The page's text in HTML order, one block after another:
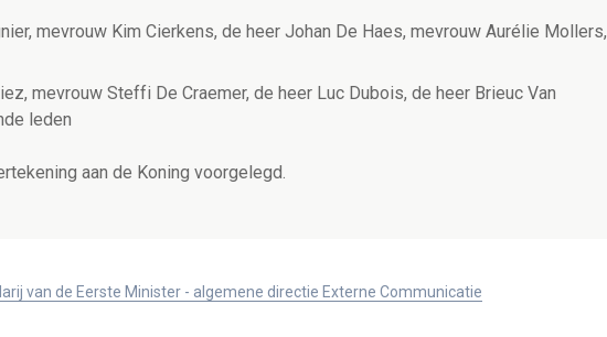
mevrouw Kim Cierkens, de heer Johan De Haes, mevrouw Aurélie Mollers,
mevrouw Steffi De Craemer, de heer Luc Dubois, de heer Brieuc Van
leden
aan de Koning voorgelegd.
van de Eerste Minister - algemene directie Externe Communicatie